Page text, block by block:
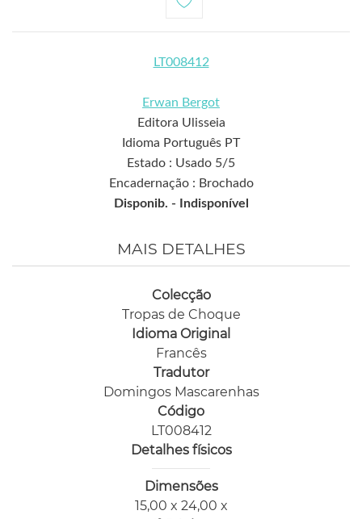
LT008412
Erwan Bergot
Editora Ulisseia
Idioma Português PT
Estado : Usado 5/5
Encadernação : Brochado
Disponib. -
Indisponível
MAIS DETALHES
Colecção
Tropas de Choque
Idioma Original
Francês
Tradutor
Domingos Mascarenhas
Código
LT008412
Detalhes físicos
Dimensões
15,00 x 24,00 x